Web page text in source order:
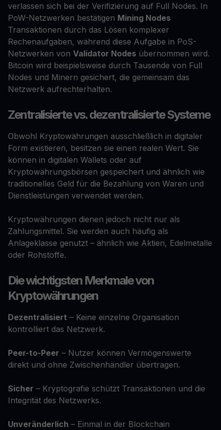
verlassen sich bei der Verifizierung auf Full Nodes. In
PoW-Netzwerken bestätigen Mining Nodes
Transaktionen durch das Lösen komplexer
Rechenaufgaben, während diese Aufgabe in PoS-
Netzwerken von Validator Nodes übernommen wird.
Bitcoin wird beispielsweise durch Tausende von Full
Nodes und Minern gesichert, die gemeinsam das
Netzwerk aufrechterhalten.
Zentralisierte vs. dezentralisierte Systeme
Obwohl Kryptowährungen ausschließlich in digitaler
Form existieren, besitzen sie einen realen Wert. Sie
können in digitalen Wallets oder auf
Kryptowährungsbörsen gespeichert und ähnlich wie
traditionelles Geld für die Bezahlung von Waren und
Dienstleistungen verwendet werden.
Kryptowährungen dienen jedoch nicht nur als
Zahlungsmittel. Sie werden auch häufig als
Anlageklasse genutzt – ähnlich wie Aktien, Edelmetalle
oder Rohstoffe.
Die wichtigsten Merkmale von
Kryptowährungen
Dezentralisiert – Keine einzelne Organisation
kontrolliert das Netzwerk.
Peer-to-Peer – Nutzer können Vermögenswerte
direkt und ohne Zwischenhändler übertragen.
Sicher – Kryptografie schützt Transaktionen und die
Integrität des Netzwerks.
Unveränderlich – Einmal in der Blockchain